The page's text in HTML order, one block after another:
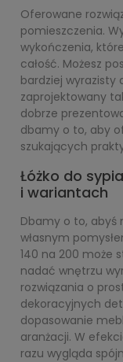
Oferowane
pomieszczenia.
wykończenia,
całość. Możesz
bardziej wyrazisty
zaprojektowany
dobrze
dbamy o to, aby
szukających
Łóżko do
i wariantach
Dbamy o to, abyś
własnym
140 na 200 może
nadać wnętrzu
rozwiązania o
dekoracyjnych
dopasowanie
aranżacji. W
razu wygląda